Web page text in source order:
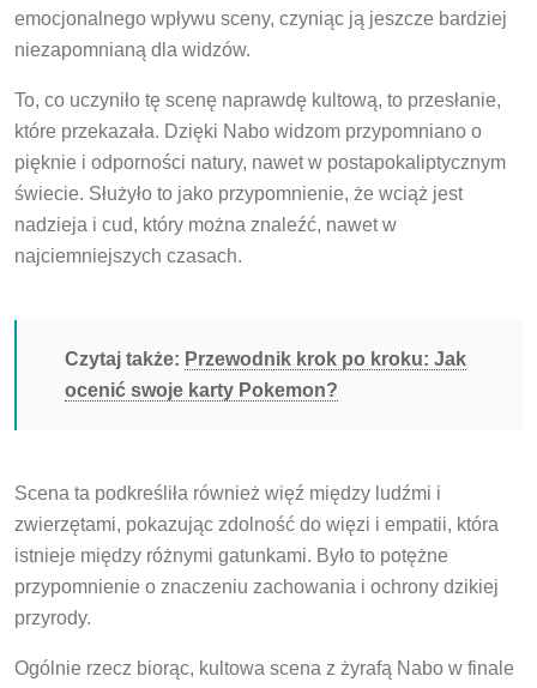
emocjonalnego wpływu sceny, czyniąc ją jeszcze bardziej
niezapomnianą dla widzów.
To, co uczyniło tę scenę naprawdę kultową, to przesłanie,
które przekazała. Dzięki Nabo widzom przypomniano o
pięknie i odporności natury, nawet w postapokaliptycznym
świecie. Służyło to jako przypomnienie, że wciąż jest
nadzieja i cud, który można znaleźć, nawet w
najciemniejszych czasach.
Czytaj także: Przewodnik krok po kroku: Jak
ocenić swoje karty Pokemon?
Scena ta podkreśliła również więź między ludźmi i
zwierzętami, pokazując zdolność do więzi i empatii, która
istnieje między różnymi gatunkami. Było to potężne
przypomnienie o znaczeniu zachowania i ochrony dzikiej
przyrody.
Ogólnie rzecz biorąc, kultowa scena z żyrafą Nabo w finale